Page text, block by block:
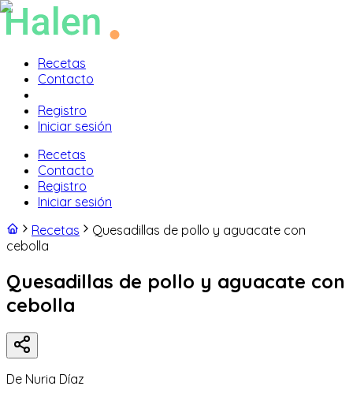
Recetas
Contacto
Registro
Iniciar sesión
Recetas
Contacto
Registro
Iniciar sesión
Recetas
Quesadillas de pollo y aguacate con
cebolla
Quesadillas de pollo y aguacate con
cebolla
De Nuria Díaz